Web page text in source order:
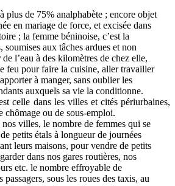
plus de 75% analphabète ; encore objet
en mariage de force, et excisée dans
; la femme béninoise, c’est la
aux tâches ardues et non
l’eau à des kilomètres de chez elle,
feu pour faire la cuisine, aller travailler
à manger, sans oublier les
auxquels sa vie la conditionne.
celle dans les villes et cités périurbaines,
chômage ou de sous-emploi.
villes, le nombre de femmes qui se
petits étals à longueur de journées
leurs maisons, pour vendre de petits
dans nos gares routières, nos
etc. le nombre effroyable de
passagers, sous les roues des taxis, au